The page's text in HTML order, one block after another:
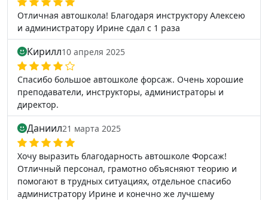
Отличная автошкола! Благодаря инструктору Алексею
и администратору Ирине сдал с 1 раза
Кирилл10 апреля 2025
Спасибо большое автошколе форсаж. Очень хорошие
преподаватели, инструкторы, администраторы и
директор.
Даниил21 марта 2025
Хочу выразить благодарность автошколе Форсаж!
Отличный персонал, грамотно объясняют теорию и
помогают в трудных ситуациях, отдельное спасибо
администратору Ирине и конечно же лучшему